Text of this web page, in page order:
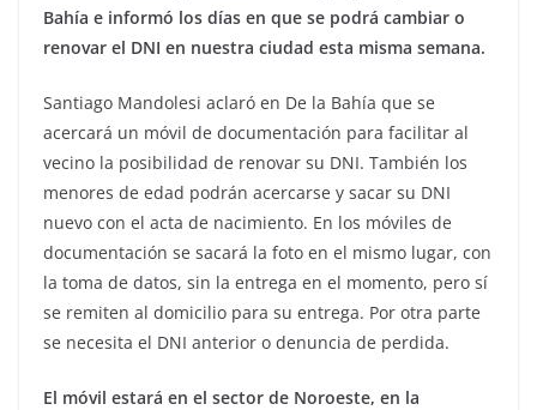
Bahía e informó los días en que se podrá cambiar o
renovar el DNI en nuestra ciudad esta misma semana.
Santiago Mandolesi aclaró en De la Bahía que se
acercará un móvil de documentación para facilitar al
vecino la posibilidad de renovar su DNI. También los
menores de edad podrán acercarse y sacar su DNI
nuevo con el acta de nacimiento. En los móviles de
documentación se sacará la foto en el mismo lugar, con
la toma de datos, sin la entrega en el momento, pero sí
se remiten al domicilio para su entrega. Por otra parte
se necesita el DNI anterior o denuncia de perdida.
El móvil estará en el sector de Noroeste, en la